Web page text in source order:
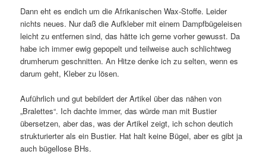
Dann eht es endich um die Afrikanischen Wax-Stoffe. Leider
nichts neues. Nur daß die Aufkleber mit einem Dampfbügeleisen
leicht zu entfernen sind, das hätte ich gerne vorher gewusst. Da
habe ich immer ewig gepopelt und teilweise auch schlichtweg
drumherum geschnitten. An Hitze denke ich zu selten, wenn es
darum geht, Kleber zu lösen.
Auführlich und gut bebildert der Artikel über das nähen von
„Bralettes“. Ich dachte immer, das würde man mit Bustier
übersetzen, aber das, was der Artikel zeigt, ich schon deutich
strukturierter als ein Bustier. Hat halt keine Bügel, aber es gibt ja
auch bügellose BHs.